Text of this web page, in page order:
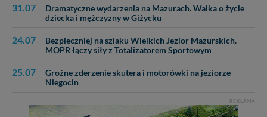
31.07
Dramatyczne wydarzenia na Mazurach. Walka o życie
dziecka i mężczyzny w Giżycku
24.07
Bezpieczniej na szlaku Wielkich Jezior Mazurskich.
MOPR łączy siły z Totalizatorem Sportowym
25.07
Groźne zderzenie skutera i motorówki na jeziorze
Niegocin
REKLAMA
W każdej chwili możesz: zażądać dostępu do swoich
danych, zażądać ich poprawienia lub usunięcia,
zawsze jest możliwe techniczne zrealizowanie Twoich
praw w odniesieniu do informacji zawartych w plikach
tych plików - w pewnych przypadkach nie możemy tego
zrobić za Ciebie.
Dziękujemy, i życzmy miłego odkrywania Mazur na